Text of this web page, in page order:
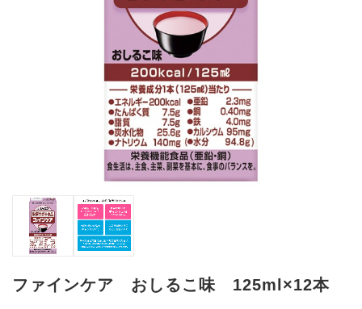
ファインケア おしるこ味 125ml×12本